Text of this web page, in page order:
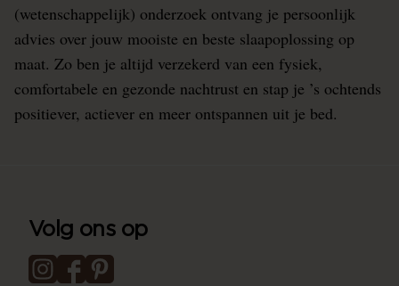
(wetenschappelijk) onderzoek ontvang je persoonlijk
advies over jouw mooiste en beste slaapoplossing op
maat. Zo ben je altijd verzekerd van een fysiek,
comfortabele en gezonde nachtrust en stap je ’s ochtends
positiever, actiever en meer ontspannen uit je bed.
Volg ons op